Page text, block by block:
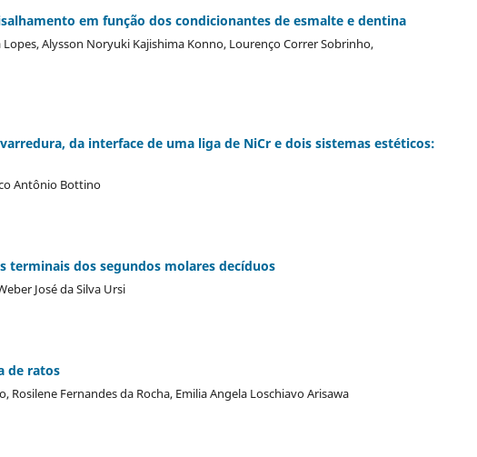
em função dos condicionantes de esmalte e dentina
Alysson Noryuki Kajishima Konno, Lourenço Correr Sobrinho,
da interface de uma liga de NiCr e dois sistemas estéticos:
Antônio Bottino
terminais dos segundos molares decíduos
José da Silva Ursi
de ratos
Rosilene Fernandes da Rocha, Emilia Angela Loschiavo Arisawa